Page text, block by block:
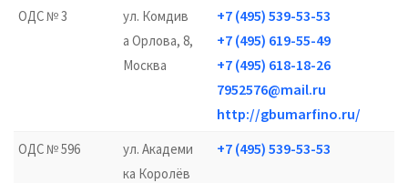
ОДС № 3
ул. Комдив
а Орлова, 8,
Москва
+7 (495) 539-53-53
+7 (495) 619-55-49
+7 (495) 618-18-26
7952576@mail.ru
http://gbumarfino.ru/
ОДС № 596
ул. Академи
ка Королёв
+7 (495) 539-53-53